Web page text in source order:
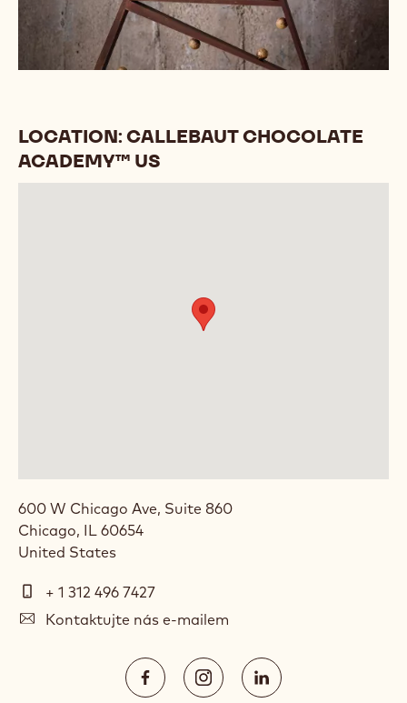
LOCATION: CALLEBAUT CHOCOLATE
ACADEMY™ US
600 W Chicago Ave, Suite 860
Chicago, IL 60654
United States
Telefon+ 1 312 496 7427
E-
Kontaktujte nás e-mailem
https://www.facebook.com/
https:// https://